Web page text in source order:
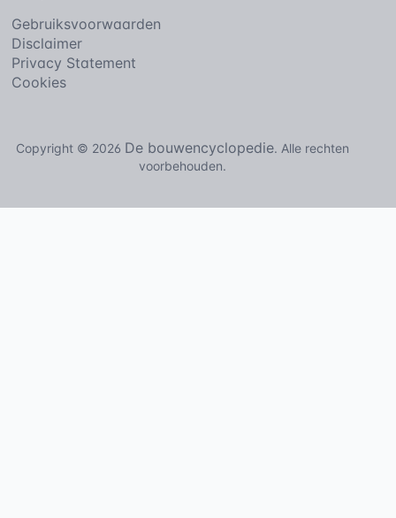
Gebruiksvoorwaarden
Disclaimer
Privacy Statement
Cookies
Copyright © 2026 De bouwencyclopedie. Alle rechten
voorbehouden.